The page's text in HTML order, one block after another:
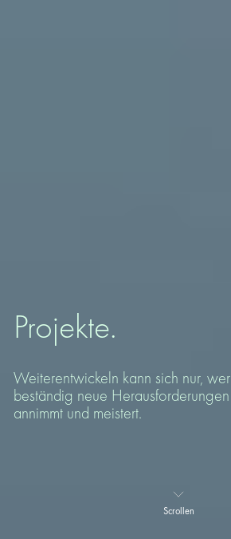
Projekte.
Weiterentwickeln kann sich nur, wer
beständig neue Herausforderungen
annimmt und meistert.
Scrollen